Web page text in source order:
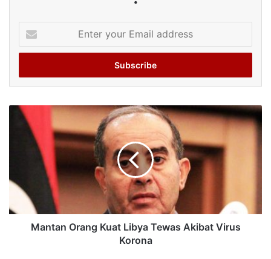
your
Email
Mantan Orang Kuat Libya Tewas Akibat Virus
Korona